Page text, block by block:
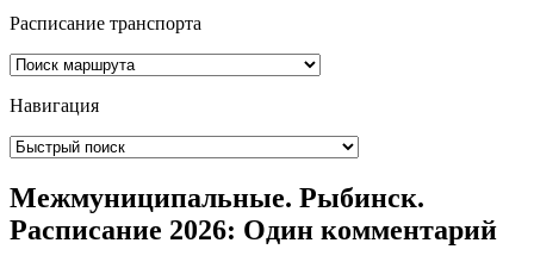
Расписание транспорта
Навигация
Межмуниципальные. Рыбинск.
Расписание 2026: Один комментарий